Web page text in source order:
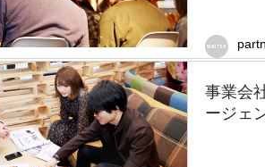
事業会
ージェ